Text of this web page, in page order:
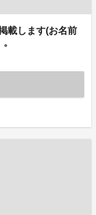
載します(お名前